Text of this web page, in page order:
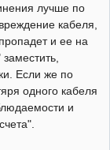
лучше по
кабеля,
и ее на
Если же по
одного кабеля
и